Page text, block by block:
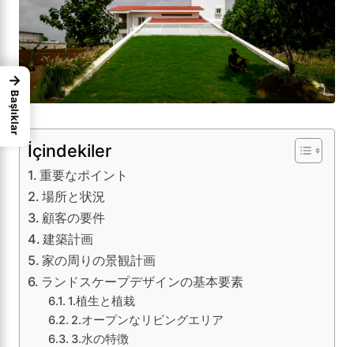
İçindekiler
重要なポイント
場所と状況
顧客の要件
建築計画
家の周りの景観計画
ランドスケープデザインの基本要素
1.植生と植栽
2.オープンなリビングエリア
3.水の特徴
→
Başlıklar